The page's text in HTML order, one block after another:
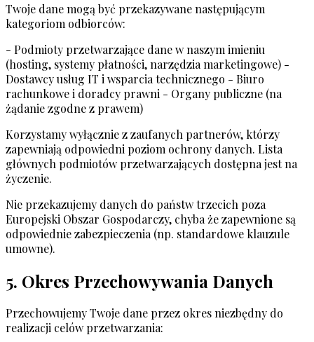
Twoje dane mogą być przekazywane następującym
kategoriom odbiorców:
- Podmioty przetwarzające dane w naszym imieniu
(hosting, systemy płatności, narzędzia marketingowe) -
Dostawcy usług IT i wsparcia technicznego - Biuro
rachunkowe i doradcy prawni - Organy publiczne (na
żądanie zgodne z prawem)
Korzystamy wyłącznie z zaufanych partnerów, którzy
zapewniają odpowiedni poziom ochrony danych. Lista
głównych podmiotów przetwarzających dostępna jest na
życzenie.
Nie przekazujemy danych do państw trzecich poza
Europejski Obszar Gospodarczy, chyba że zapewnione są
odpowiednie zabezpieczenia (np. standardowe klauzule
umowne).
5. Okres Przechowywania Danych
Przechowujemy Twoje dane przez okres niezbędny do
realizacji celów przetwarzania: